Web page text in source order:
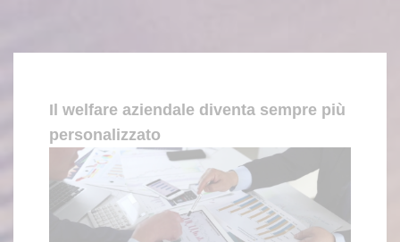
Il welfare aziendale diventa sempre più
personalizzato